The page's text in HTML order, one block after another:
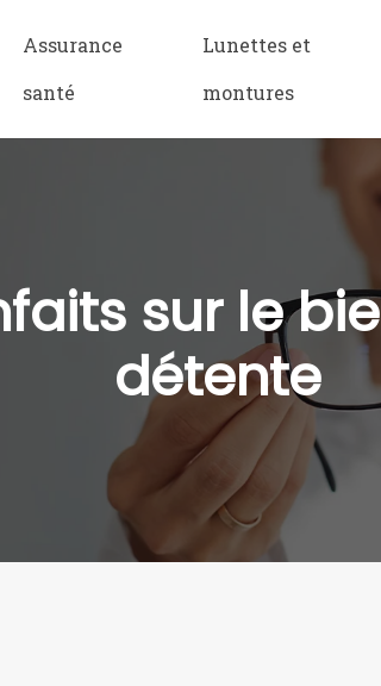
Assurance
santé
Lunettes et
montures
sur le
détente